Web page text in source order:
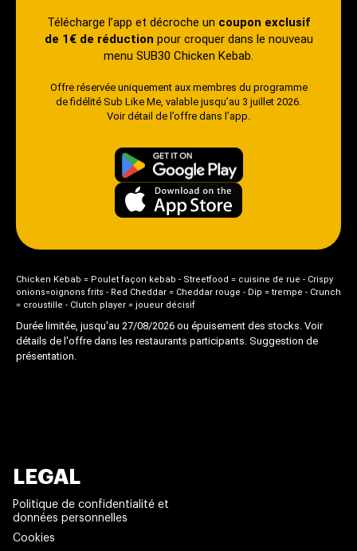
Télécharge l’app et décroche un coupon exclusif
de 1€ de réduction pour croquer dans le nouveau
menu SUB30 Chicken Kebab.
Offre réservée uniquement aux membres du programme
de fidélité Sub Like Me, valable jusqu’au 3 juillet 2026.
Voir détail de l’offre dans l’app.
Chicken Kebab = Poulet façon kebab - Streetfood = cuisine de rue - Crispy
onions=oignons frits - Red Cheddar = Cheddar rouge - Dip = trempe - Crunch
= croustille - Clutch player = joueur décisif
Durée limitée, jusqu'au 27/08/2026 ou épuisement des stocks. Voir
détails de l'offre dans les restaurants participants. Suggestion de
présentation.
LEGAL
Politique de confidentialité et
données personnelles
Cookies